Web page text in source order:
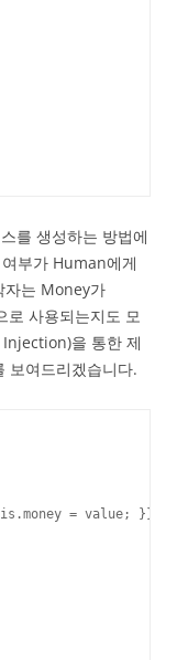
를 생성하는 방법에
부가 Human에게
자는 Money가
로 사용되는지도 모
을 통한 제
보여드리겠습니다.
= value; }}